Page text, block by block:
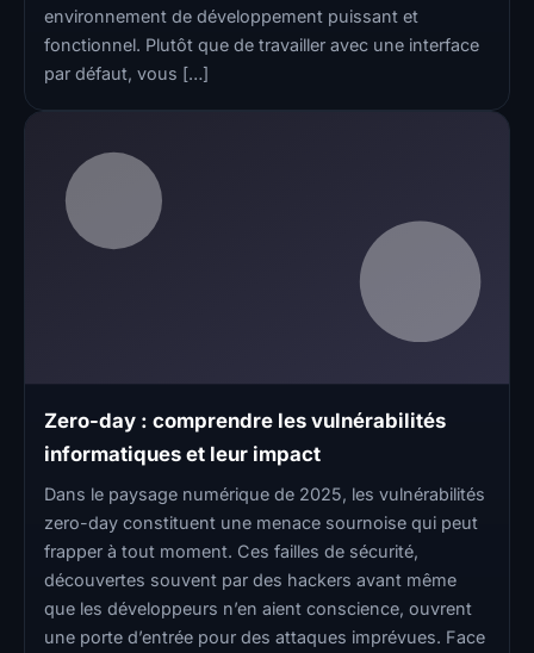
environnement de développement puissant et
fonctionnel. Plutôt que de travailler avec une interface
par défaut, vous […]
Zero-day : comprendre les vulnérabilités
informatiques et leur impact
Dans le paysage numérique de 2025, les vulnérabilités
zero-day constituent une menace sournoise qui peut
frapper à tout moment. Ces failles de sécurité,
découvertes souvent par des hackers avant même
que les développeurs n’en aient conscience, ouvrent
une porte d’entrée pour des attaques imprévues. Face